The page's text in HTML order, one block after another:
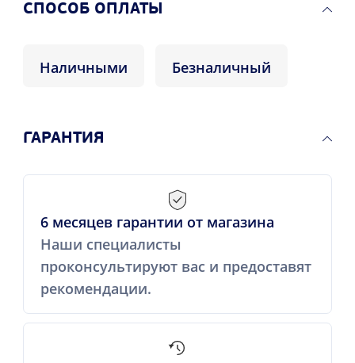
CПОСОБ ОПЛАТЫ
Наличными Безналичный
ГАРАНТИЯ
6 месяцев гарантии от магазина
Наши специалисты
проконсультируют вас и предоставят
рекомендации.